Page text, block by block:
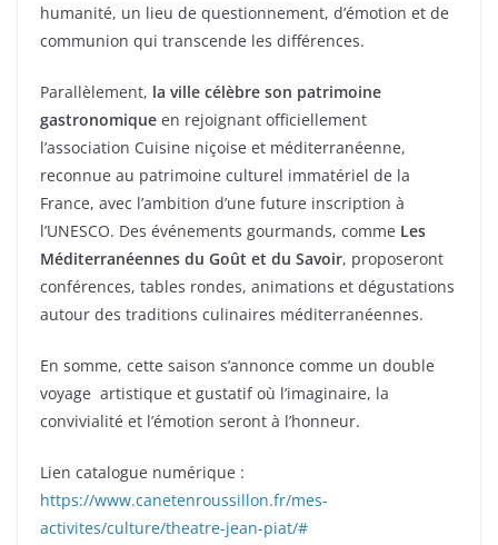
humanité, un lieu de questionnement, d’émotion et de
communion qui transcende les différences.
Parallèlement, la ville célèbre son patrimoine
gastronomique en rejoignant officiellement
l’association Cuisine niçoise et méditerranéenne,
reconnue au patrimoine culturel immatériel de la
France, avec l’ambition d’une future inscription à
l’UNESCO. Des événements gourmands, comme Les
Méditerranéennes du Goût et du Savoir, proposeront
conférences, tables rondes, animations et dégustations
autour des traditions culinaires méditerranéennes.
En somme, cette saison s’annonce comme un double
voyage artistique et gustatif où l’imaginaire, la
convivialité et l’émotion seront à l’honneur.
Lien catalogue numérique :
https://www.canetenroussillon.fr/mes-
activites/culture/theatre-jean-piat/#